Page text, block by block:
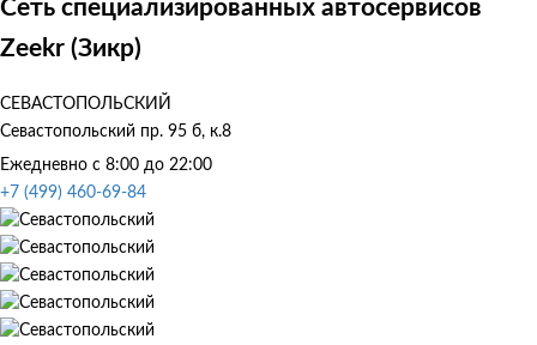
Сеть специализированных автосервисов
Zeekr (Зикр)
СЕВАСТОПОЛЬСКИЙ
Севастопольский пр. 95 б, к.8
Ежедневно с 8:00 до 22:00
+7 (499) 460-69-84